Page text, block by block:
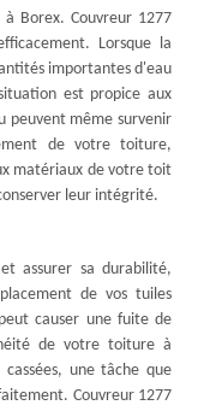
Borex. Couvreur 1277
Lorsque la
importantes d'eau
est propice aux
peuvent même survenir
de votre toiture,
matériaux de votre toit
leur intégrité.
assurer sa durabilité,
de vos tuiles
causer une fuite de
de votre toiture à
une tâche que
Couvreur 1277